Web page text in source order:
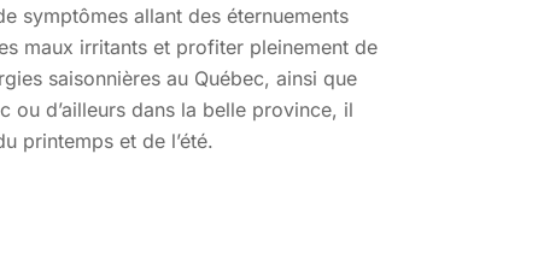
symptômes allant des éternuements
maux irritants et profiter pleinement de
saisonnières au Québec, ainsi que
ou d’ailleurs dans la belle province, il
printemps et de l’été.